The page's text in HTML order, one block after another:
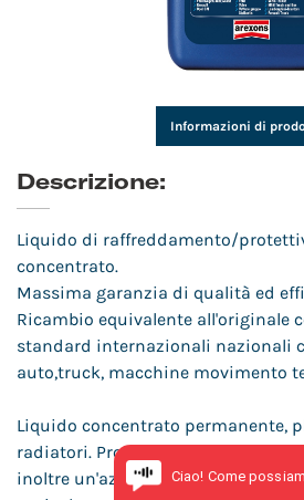
Informazioni di
Descrizione:
Liquido di raffreddamento/
concentrato.
Massima garanzia di qualità ed
Ricambio equivalente all'originale
standard internazionali nazionali
auto,truck, macchine movimento
Liquido concentrato permanente,
radiatori. Protettivo, antigelo,
inoltre un'azione anticorrosiva,